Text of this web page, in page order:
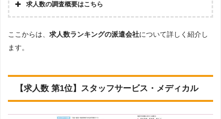
メディカル・コンシェルジュネ
公式サイト
第10位
マンパワー
登録 427件
アデコ
登録 332件
求人数の調査概要はこちら
調査の
集計
事業許可』をもっている企業」
調査対
象とし
上記で調査対象とした派遣会社のWEBサイトで公開さ
「『フリーワード：医療事務』で絞り込み」の条件に
ここからは、 求人数ランキングの派遣会社について詳しく紹介し
ます。
【求人数 第1位】スタッフサービス・メディカル